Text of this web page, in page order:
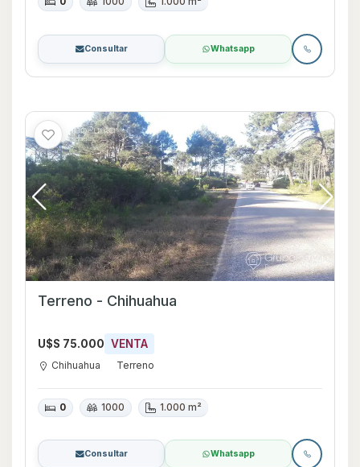
Consultar Whatsapp
Terreno - Chihuahua
U$S 75.000 VENTA
Chihuahua Terreno
0 1000 1.000 m²
Consultar Whatsapp